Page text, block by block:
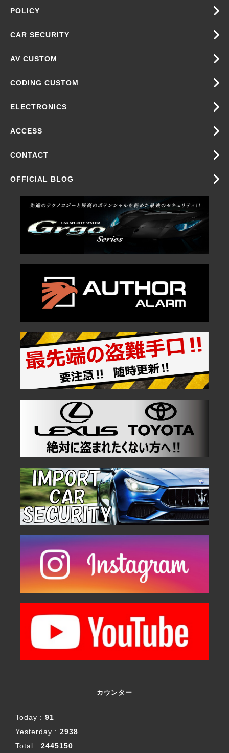
POLICY
CAR SECURITY
AV CUSTOM
CODING CUSTOM
ELECTRONICS
ACCESS
CONTACT
OFFICIAL BLOG
カウンター
Today : 91
Yesterday : 2938
Total : 2445150